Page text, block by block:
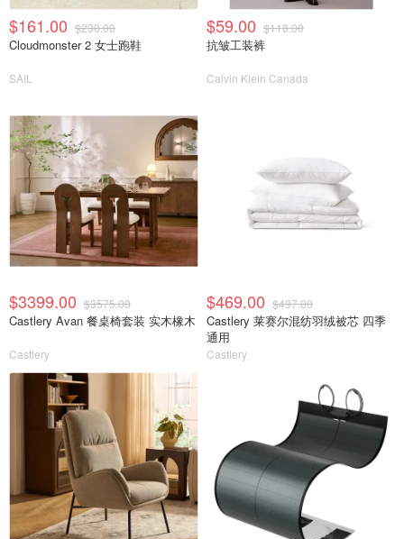
$161.00 $230.00
Cloudmonster 2 女士跑鞋
SAIL
$59.00 $118.00
抗皱工装裤
Calvin Klein Canada
$3399.00 $3575.00
Castlery Avan 餐桌椅套装 实木橡木
Castlery
$469.00 $497.00
Castlery 莱赛尔混纺羽绒被芯 四季
通用
Castlery